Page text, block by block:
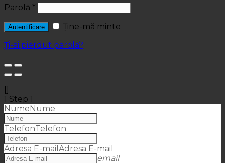
Parolă *
Autentificare
Ține-mă minte
Ți-ai pierdut parola?
[]
1 Step 1
NumeNume
TelefonTelefon
Adresa E-mail Adresa E-mail
email